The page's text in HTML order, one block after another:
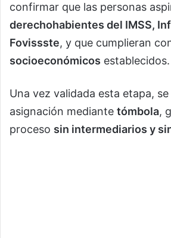
confirmar que las personas
derechohabientes del IMSS,
Fovissste, y que cumplieran
socioeconómicos establecidos.
Una vez validada esta etapa,
asignación mediante tómbola,
proceso sin intermediarios y